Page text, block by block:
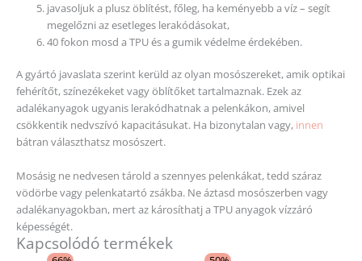
javasoljuk a plusz öblítést, főleg, ha keményebb a víz – segít
megelőzni az esetleges lerakódásokat,
40 fokon mosd a TPU és a gumik védelme érdekében.
A gyártó javaslata szerint kerüld az olyan mosószereket, amik optikai
fehérítőt, színezékeket vagy öblítőket tartalmaznak. Ezek az
adalékanyagok ugyanis lerakódhatnak a pelenkákon, amivel
csökkentik nedvszívó kapacitásukat. Ha bizonytalan vagy, innen
bátran választhatsz mosószert.
Mosásig ne nedvesen tárold a szennyes pelenkákat, tedd száraz
vödörbe vagy pelenkatartó zsákba. Ne áztasd mosószerben vagy
adalékanyagokban, mert az károsíthatj a TPU anyagok vízzáró
képességét.
Kapcsolódó termékek